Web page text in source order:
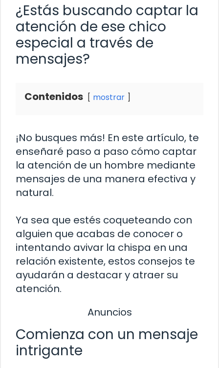
¿Estás buscando captar la
atención de ese chico
especial a través de
mensajes?
Contenidos mostrar
¡No busques más! En este artículo, te
enseñaré paso a paso cómo captar
la atención de un hombre mediante
mensajes de una manera efectiva y
natural.
Ya sea que estés coqueteando con
alguien que acabas de conocer o
intentando avivar la chispa en una
relación existente, estos consejos te
ayudarán a destacar y atraer su
atención.
Anuncios
Comienza con un mensaje
intrigante